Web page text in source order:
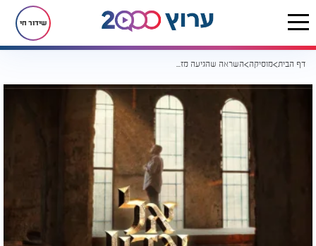
שידור חי
דף הבית מוסיקה השראה שהגיעה מזמר הודי: ארי פרייזר - "אל אדון"